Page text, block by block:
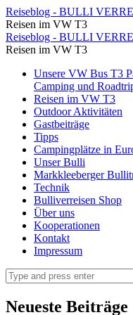
Im
Buch
sind
nochmal
Plätze
beschrieben
Reiseblog
BULLI
VERREISEN
Reiseblog - BULLI
Reisen im VW T3
Im
Buch
sind
nochmal
alle
Plätze
beschrieben
Reiseblog
BULLI
VERREISEN
Reiseblog - BULLI
Reisen im VW T3
Skip
content
Unsere VW Bus T3
Camping und
Reisen im VW T3
Outdoor Aktivitäten
Gastbeiträge
Tipps
Campingplätze in
Unser Bulli
Markkleeberger
Technik
Bulliverreisen Shop
Über uns
Kooperationen
Kontakt
Impressum
Search
Neueste Beiträge